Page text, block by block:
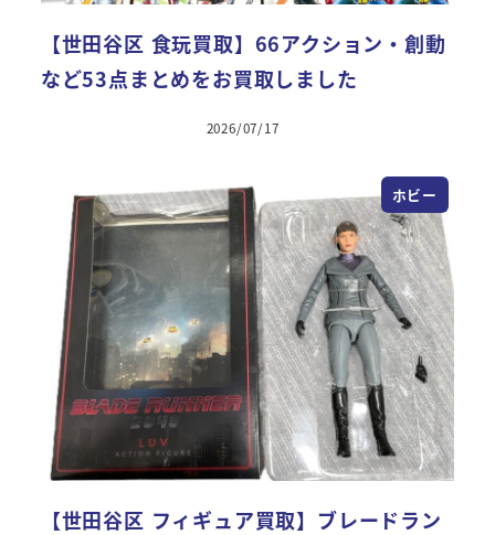
【世田谷区 食玩買取】66アクション・創動
など53点まとめをお買取しました
2026/07/17
ホビー
【世田谷区 フィギュア買取】ブレードラン